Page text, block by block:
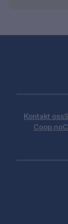
Kontakt oss
Coop.no